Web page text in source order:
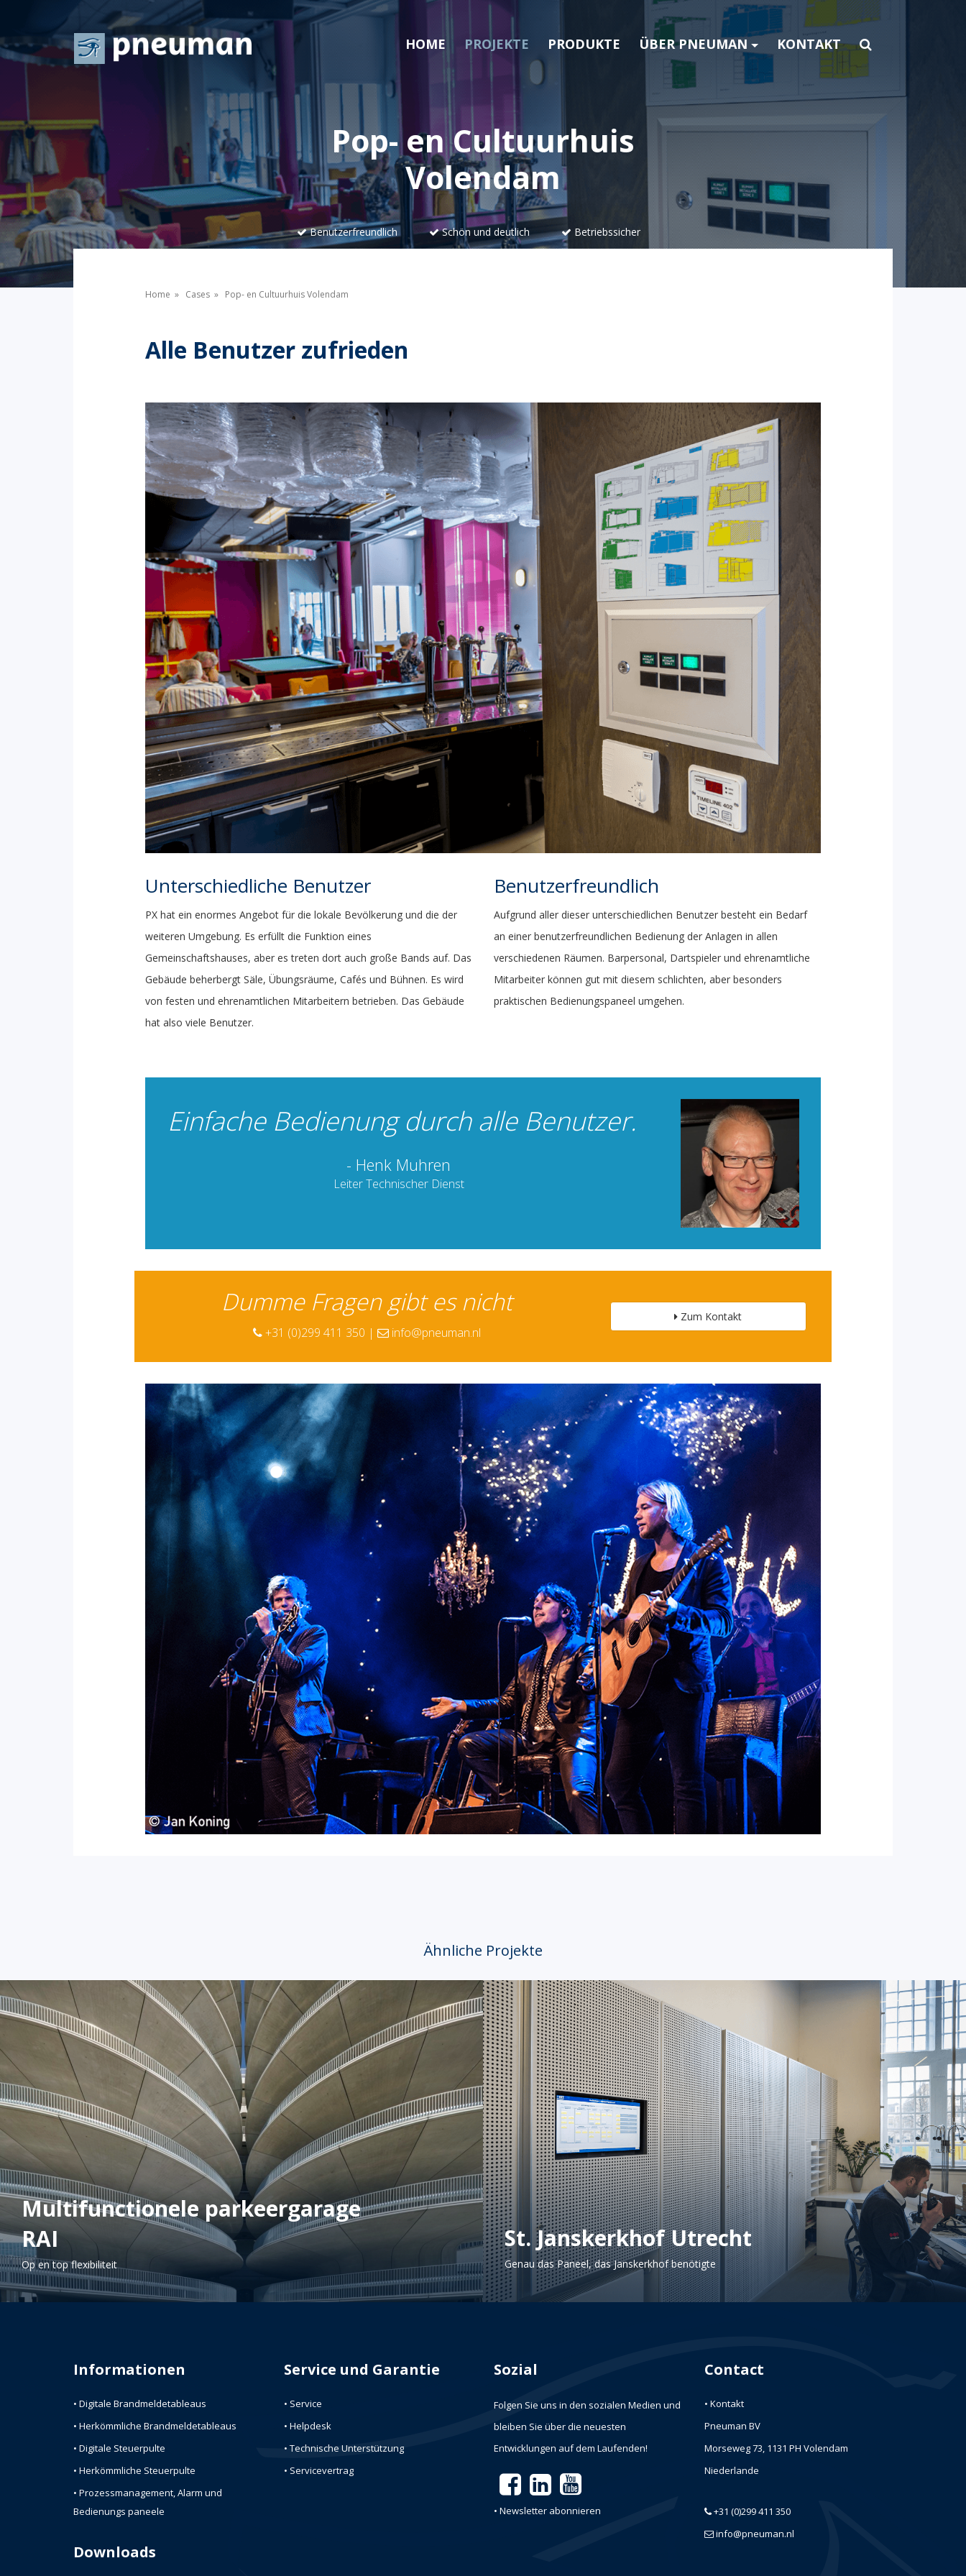
HOME PROJEKTE PRODUKTE ÜBER PNEUMAN KONTAKT
Pop- en Cultuurhuis
Volendam
Benutzerfreundlich Schön und deutlich Betriebssicher
Home » Cases » Pop- en Cultuurhuis Volendam
Alle Benutzer zufrieden
Unterschiedliche Benutzer
PX hat ein enormes Angebot für die lokale Bevölkerung und die der
weiteren Umgebung. Es erfüllt die Funktion eines
Gemeinschaftshauses, aber es treten dort auch große Bands auf. Das
Gebäude beherbergt Säle, Übungsräume, Cafés und Bühnen. Es wird
von festen und ehrenamtlichen Mitarbeitern betrieben. Das Gebäude
hat also viele Benutzer.
Benutzerfreundlich
Aufgrund aller dieser unterschiedlichen Benutzer besteht ein Bedarf
an einer benutzerfreundlichen Bedienung der Anlagen in allen
verschiedenen Räumen. Barpersonal, Dartspieler und ehrenamtliche
Mitarbeiter können gut mit diesem schlichten, aber besonders
praktischen Bedienungspaneel umgehen.
Einfache Bedienung durch alle Benutzer.
- Henk Muhren
Leiter Technischer Dienst
Dumme Fragen gibt es nicht
+31 (0)299 411 350 | info@pneuman.nl
Zum Kontakt
Ähnliche Projekte
Multifunctionele parkeergarage
RAI
Op en top flexibiliteit
St. Janskerkhof Utrecht
Genau das Paneel, das Janskerkhof benötigte
Informationen
• Digitale Brandmeldetableaus
• Herkömmliche Brandmeldetableaus
• Digitale Steuerpulte
• Herkömmliche Steuerpulte
• Prozessmanagement, Alarm und
Bedienungs paneele
Downloads
Service und Garantie
• Service
• Helpdesk
• Technische Unterstützung
• Servicevertrag
Sozial
Folgen Sie uns in den sozialen Medien und
bleiben Sie über die neuesten
Entwicklungen auf dem Laufenden!
• Newsletter abonnieren
Contact
• Kontakt
Pneuman BV
Morseweg 73, 1131 PH Volendam
Niederlande
+31 (0)299 411 350
info@pneuman.nl